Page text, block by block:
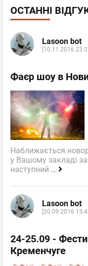
ОСТАННІ
Lasoon bot
[10.11.2016
Фаєр шоу в
Наближається
у Вашому закладі
наступний ...
Lasoon bot
[20.09.2016
24-25.09 -
Кременчуге